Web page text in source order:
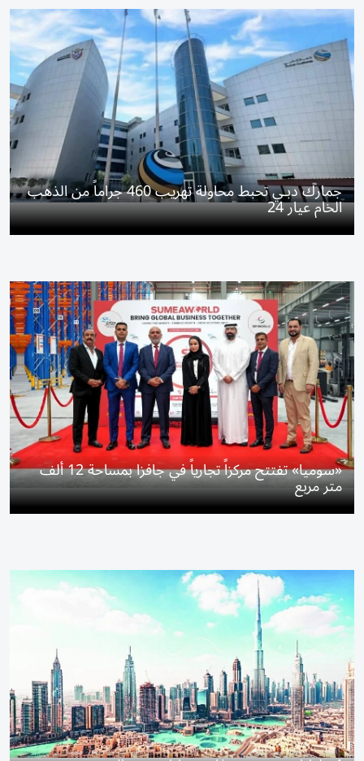
جمارك دبـي تحبط محاولة تهريب 460 جراماً من الذهب
الخام عيار 24
«سوميا» تفتتح مركزاً تجارياً في جافزا بمساحة 12 ألف
متر مربع